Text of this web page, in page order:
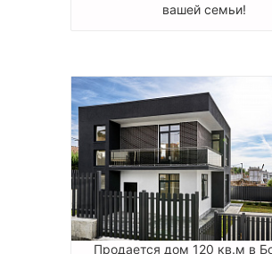
вашей семьи!
Продается дом 120 кв.м в